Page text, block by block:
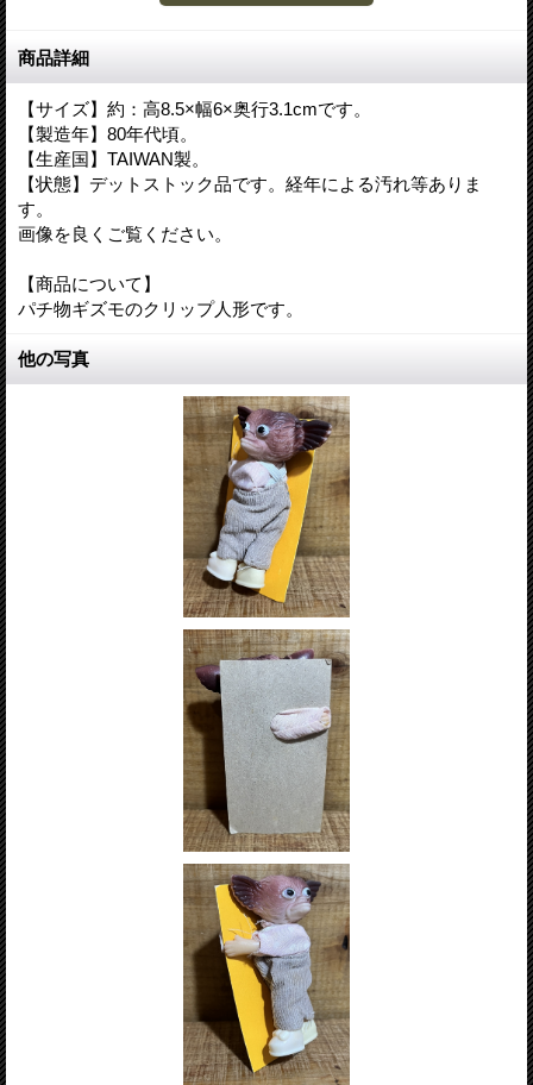
商品詳細
【サイズ】約：高8.5×幅6×奥行3.1cmです。
【製造年】80年代頃。
【生産国】TAIWAN製。
【状態】デットストック品です。経年による汚れ等ありま
す。
画像を良くご覧ください。
【商品について】
パチ物ギズモのクリップ人形です。
他の写真